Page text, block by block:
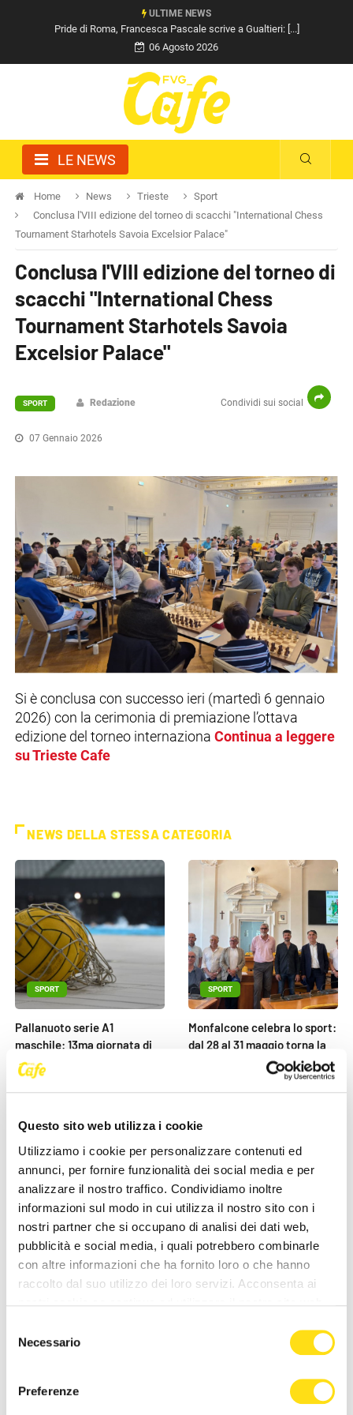
Questo sito web utilizza i cookie
Utilizziamo i cookie per personalizzare contenuti ed
annunci, per fornire funzionalità dei social media e per
analizzare il nostro traffico. Condividiamo inoltre
informazioni sul modo in cui utilizza il nostro sito con i
nostri partner che si occupano di analisi dei dati web,
pubblicità e social media, i quali potrebbero combinarle
con altre informazioni che ha fornito loro o che hanno
raccolto dal suo utilizzo dei loro servizi. Acconsenta ai
delNecessario
Preferenze
ULTIME NEWS
Pride di Roma, Francesca Pascale scrive a Gualtieri: [...]
06 Agosto 2026
LE NEWS
Home News Trieste
Sport
Conclusa l'VIII edizione del torneo di scacchi "International Chess
Tournament Starhotels Savoia Excelsior Palace"
Conclusa l'VIII edizione del torneo di
scacchi "International Chess
Tournament Starhotels Savoia
Excelsior Palace"
Condividi sui social
SPORT Redazione
07 Gennaio 2026
Si è conclusa con successo ieri (martedì 6 gennaio
2026) con la cerimonia di premiazione l’ottava
edizione del torneo internaziona Continua a leggere
su Trieste Cafe
NEWS DELLA STESSA CATEGORIA
SPORT
Pallanuoto serie A1
maschile: 13ma giornata di
ritorno, Trieste batte il
Salerno
SPORT
Monfalcone celebra lo sport:
dal 28 al 31 maggio torna la
Festa dello Sport 2026
SPORT
26 Maggio 2026
SPORT
European Sailing e la [...]